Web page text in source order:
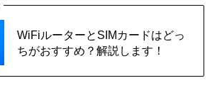
WiFiルーターとSIMカードはどっ
ちがおすすめ？解説します！